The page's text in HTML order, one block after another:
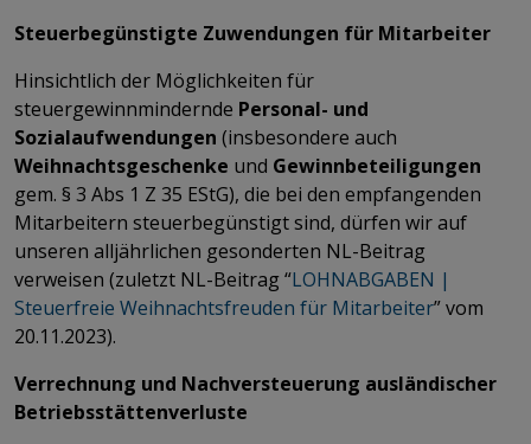
Steuerbegünstigte Zuwendungen für Mitarbeiter
Hinsichtlich der Möglichkeiten für
steuergewinnmindernde Personal- und
Sozialaufwendungen (insbesondere auch
Weihnachtsgeschenke und Gewinnbeteiligungen
gem. § 3 Abs 1 Z 35 EStG), die bei den empfangenden
Mitarbeitern steuerbegünstigt sind, dürfen wir auf
unseren alljährlichen gesonderten NL-Beitrag
verweisen (zuletzt NL-Beitrag “LOHNABGABEN |
Steuerfreie Weihnachtsfreuden für Mitarbeiter” vom
20.11.2023).
Verrechnung und Nachversteuerung ausländischer
Betriebsstättenverluste